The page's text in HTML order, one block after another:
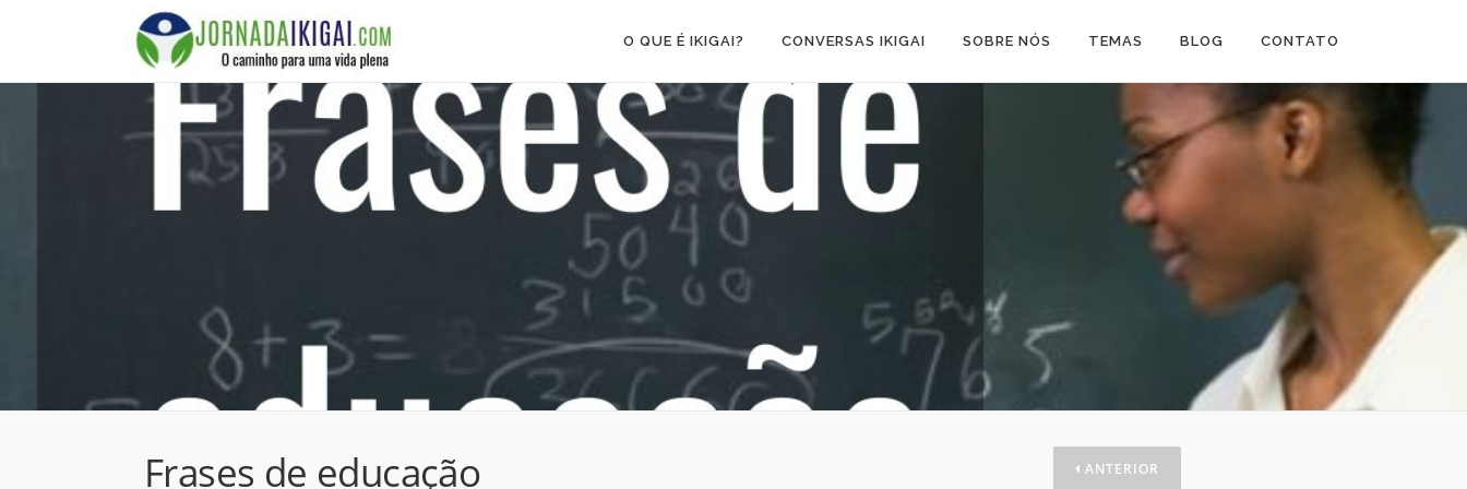
conteúdo
O QUE É IKIGAI? CONVERSAS IKIGAI SOBRE NÓS TEMAS BLOG CONTATO
Frases de educação ANTERIOR